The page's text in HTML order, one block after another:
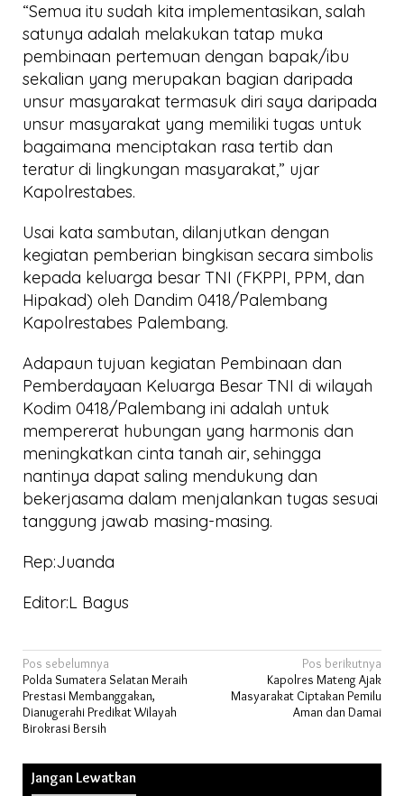
“Semua itu sudah kita implementasikan, salah
satunya adalah melakukan tatap muka
pembinaan pertemuan dengan bapak/ibu
sekalian yang merupakan bagian daripada
unsur masyarakat termasuk diri saya daripada
unsur masyarakat yang memiliki tugas untuk
bagaimana menciptakan rasa tertib dan
teratur di lingkungan masyarakat,” ujar
Kapolrestabes.
Usai kata sambutan, dilanjutkan dengan
kegiatan pemberian bingkisan secara simbolis
kepada keluarga besar TNI (FKPPI, PPM, dan
Hipakad) oleh Dandim 0418/Palembang
Kapolrestabes Palembang.
Adapaun tujuan kegiatan Pembinaan dan
Pemberdayaan Keluarga Besar TNI di wilayah
Kodim 0418/Palembang ini adalah untuk
mempererat hubungan yang harmonis dan
meningkatkan cinta tanah air, sehingga
nantinya dapat saling mendukung dan
bekerjasama dalam menjalankan tugas sesuai
tanggung jawab masing-masing.
Rep:Juanda
Editor:L Bagus
Navigasi
pos
Pos sebelumnya
Polda Sumatera Selatan Meraih
Prestasi Membanggakan,
Dianugerahi Predikat Wilayah
Birokrasi Bersih
Pos berikutnya
Kapolres Mateng Ajak
Masyarakat Ciptakan Pemilu
Aman dan Damai
Jangan Lewatkan